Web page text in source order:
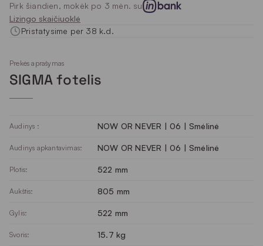
Pirk šiandien, mokėk po 3 mėn. su
Lizingo skaičiuoklė
Pristatysime per 38 k.d.
Prekės aprašymas
SIGMA fotelis
Audinys : NOW OR NEVER | 06 | Smėlinė
Audinys apkantavimas: NOW OR NEVER | 06 | Smėlinė
Plotis: 522 mm
Aukštis: 805 mm
Gylis: 522 mm
Svoris: 15.7 kg